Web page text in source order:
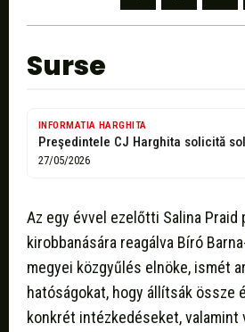
Surse
INFORMATIA HARGHITA
27/05/2026
Az egy évvel ezelőtti Salina Praid
kirobbanására reagálva Bíró
megyei közgyűlés elnöke, ismét
hatóságokat, hogy állítsák össze
konkrét intézkedéseket,